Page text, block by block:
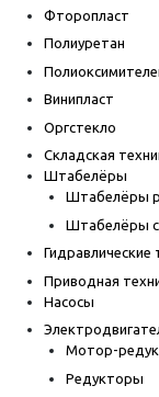
Фторопласт
Полиуретан
Винипласт
Оргстекло
Складская
Штабелёры
Штабелёры
Штабелёры
Гидравлические
Приводная
Насосы
Мотор-
Редукторы